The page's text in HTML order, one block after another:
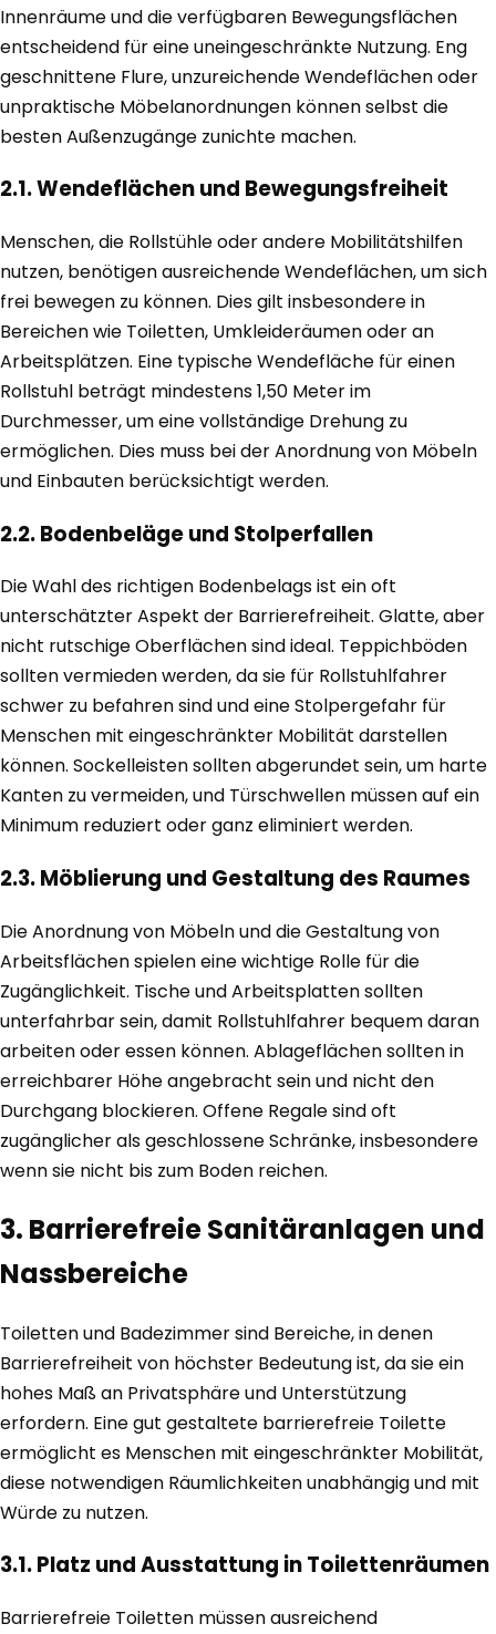
Innenräume und die verfügbaren Bewegungsflächen
entscheidend für eine uneingeschränkte Nutzung. Eng
geschnittene Flure, unzureichende Wendeflächen oder
unpraktische Möbelanordnungen können selbst die
besten Außenzugänge zunichte machen.
2.1. Wendeflächen und Bewegungsfreiheit
Menschen, die Rollstühle oder andere Mobilitätshilfen
nutzen, benötigen ausreichende Wendeflächen, um sich
frei bewegen zu können. Dies gilt insbesondere in
Bereichen wie Toiletten, Umkleideräumen oder an
Arbeitsplätzen. Eine typische Wendefläche für einen
Rollstuhl beträgt mindestens 1,50 Meter im
Durchmesser, um eine vollständige Drehung zu
ermöglichen. Dies muss bei der Anordnung von Möbeln
und Einbauten berücksichtigt werden.
2.2. Bodenbeläge und Stolperfallen
Die Wahl des richtigen Bodenbelags ist ein oft
unterschätzter Aspekt der Barrierefreiheit. Glatte, aber
nicht rutschige Oberflächen sind ideal. Teppichböden
sollten vermieden werden, da sie für Rollstuhlfahrer
schwer zu befahren sind und eine Stolpergefahr für
Menschen mit eingeschränkter Mobilität darstellen
können. Sockelleisten sollten abgerundet sein, um harte
Kanten zu vermeiden, und Türschwellen müssen auf ein
Minimum reduziert oder ganz eliminiert werden.
2.3. Möblierung und Gestaltung des Raumes
Die Anordnung von Möbeln und die Gestaltung von
Arbeitsflächen spielen eine wichtige Rolle für die
Zugänglichkeit. Tische und Arbeitsplatten sollten
unterfahrbar sein, damit Rollstuhlfahrer bequem daran
arbeiten oder essen können. Ablageflächen sollten in
erreichbarer Höhe angebracht sein und nicht den
Durchgang blockieren. Offene Regale sind oft
zugänglicher als geschlossene Schränke, insbesondere
wenn sie nicht bis zum Boden reichen.
3. Barrierefreie Sanitäranlagen und
Nassbereiche
Toiletten und Badezimmer sind Bereiche, in denen
Barrierefreiheit von höchster Bedeutung ist, da sie ein
hohes Maß an Privatsphäre und Unterstützung
erfordern. Eine gut gestaltete barrierefreie Toilette
ermöglicht es Menschen mit eingeschränkter Mobilität,
diese notwendigen Räumlichkeiten unabhängig und mit
Würde zu nutzen.
3.1. Platz und Ausstattung in Toilettenräumen
Barrierefreie Toiletten müssen ausreichend